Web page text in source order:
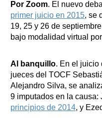
Por Zoom. El nuevo
primer juicio en 2015, se
19, 25 y 26 de
bajo modalidad virtual
Al banquillo. En el juicio
jueces del TOCF
Alejandro Silva, se
9 imputados en la causa:
principios de 2014, y